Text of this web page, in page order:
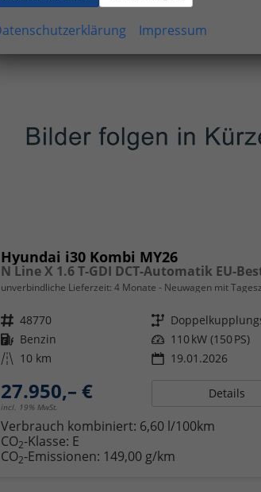
Hyundai i30 Kombi MY26
unverbindliche Lieferzeit: 4 Monate Neuwagen mit
Fahrzeugnr. 48770 Getriebe
Kraftstoff Benzin Leistung 110 kW (150 PS)
Kilometerstand 10 km 19.01.2026
27.950,– €
incl. 19% MwSt.
Details
Verbrauch kombiniert: 6,60 l/100km
CO2-Klasse: E
CO2-Emissionen: 149,00 g/km
Impressum